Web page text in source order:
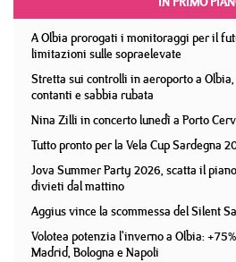
A Olbia prorogati i monitoraggi per il
limitazioni sulle sopraelevate
Stretta sui controlli in aeroporto a
contanti e sabbia rubata
Nina Zilli in concerto lunedì a Porto
Tutto pronto per la Vela Cup Sardegna
Jova Summer Party 2026, scatta il
divieti dal mattino
Aggius vince la scommessa del Silent
Volotea potenzia l'inverno a Olbia:
Madrid, Bologna e Napoli